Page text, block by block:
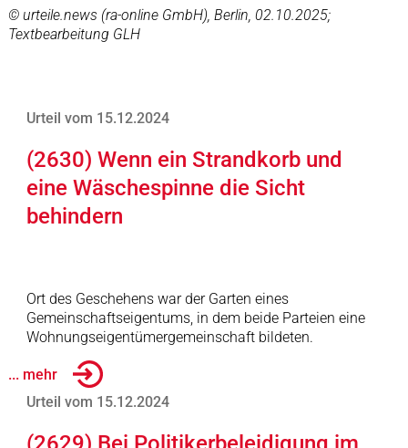
© urteile.news (ra-online GmbH), Berlin, 02.10.2025;
Textbearbeitung GLH
Urteil vom 15.12.2024
(2630) Wenn ein Strandkorb und
eine Wäschespinne die Sicht
behindern
Ort des Geschehens war der Garten eines
Gemeinschaftseigentums, in dem beide Parteien eine
Wohnungseigentümergemeinschaft bildeten.
... mehr
Urteil vom 15.12.2024